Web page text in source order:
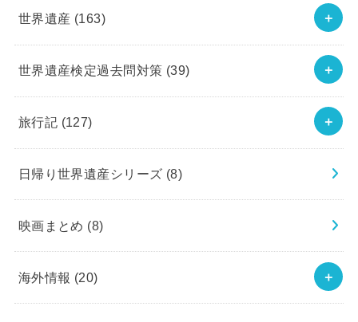
世界遺産 (163)
世界遺産検定過去問対策 (39)
旅行記 (127)
日帰り世界遺産シリーズ (8)
映画まとめ (8)
海外情報 (20)